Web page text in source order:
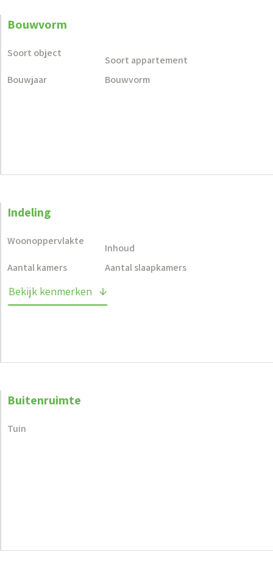
Bouwvorm
Soort object
Soort appartement
Bouwjaar
Bouwvorm
Indeling
Woonoppervlakte
Inhoud
Aantal kamers
Aantal slaapkamers
Bekijk kenmerken
Buitenruimte
Tuin